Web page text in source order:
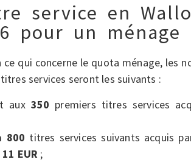
service en
pour un ménage
ce qui concerne le quota ménage, les
services seront les suivants :
aux 350 premiers titres services
800 titres services suivants acquis
11 EUR ;